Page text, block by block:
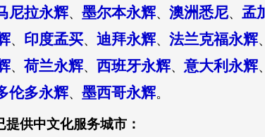
尼拉永辉、 墨尔本永辉、 澳洲悉尼、 孟
、 印度孟买、 迪拜永辉、 法兰克福永辉、
、 荷兰永辉、 西班牙永辉、 意大利永辉、
伦多永辉、 墨西哥永辉。
提供中文化服务城市：